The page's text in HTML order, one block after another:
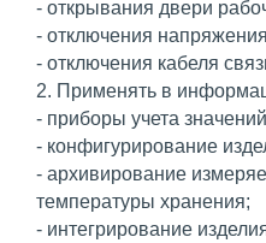
- открывания двери
- отключения
- отключения кабеля
2. Применять в
- приборы учета
- конфигурирование
- архивирование
температуры хранения;
- интегрирование